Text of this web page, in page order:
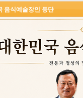
:: 한국문화예술명인회 대상
음식예술장인 등단